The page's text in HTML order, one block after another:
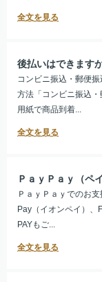
後払いはできます
コンビニ振込・郵便
方法「コンビニ振込
用紙で商品到着...
ＰａｙＰａｙ（ペ
ＰａｙＰａｙでのお
Pay（イオンペイ）
PAYもご...